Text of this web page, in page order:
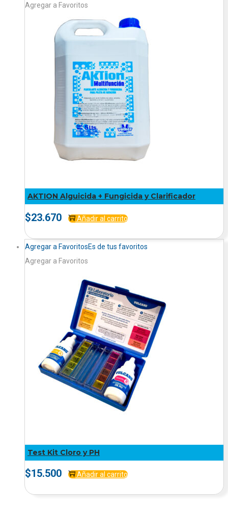
Agregar a Favoritos
AKTION Alguicida + Fungicida y Clarificador
$23.670 Añadir al carrito
Agregar a FavoritosEs de tus favoritos
Agregar a Favoritos
Test Kit Cloro y PH
$15.500 Añadir al carrito